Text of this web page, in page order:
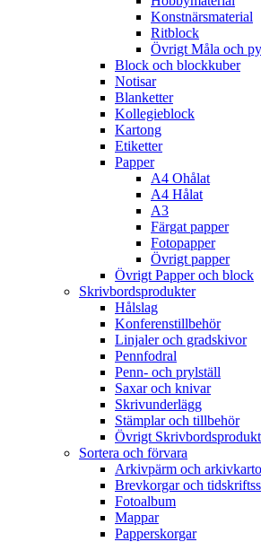
Konstnärsmaterial
Ritblock
Övrigt Måla och
Block och blockkuber
Notisar
Blanketter
Kollegieblock
Kartong
Etiketter
Papper
A4 Ohålat
A4 Hålat
A3
Färgat papper
Fotopapper
Övrigt papper
Övrigt Papper och block
Skrivbordsprodukter
Hålslag
Konferenstillbehör
Linjaler och gradskivor
Pennfodral
Penn- och prylställ
Saxar och knivar
Skrivunderlägg
Stämplar och tillbehör
Övrigt
Sortera och förvara
Arkivpärm och
Brevkorgar och
Fotoalbum
Mappar
Papperskorgar